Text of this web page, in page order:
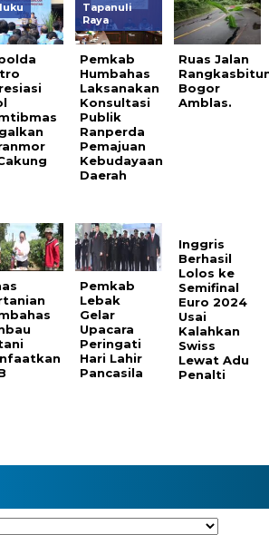
Tapanuli
Raya
Pemkab
Humbahas
Laksanakan
Konsultasi
Publik
Ranperda
Pemajuan
Kebudayaan
Daerah
Ruas Jalan
Bogor
Amblas.
Pemkab
Lebak
Gelar
Upacara
Peringati
Hari Lahir
Pancasila
Inggris
Berhasil
Lolos ke
Semifinal
Euro 2024
Usai
Kalahkan
Swiss
Lewat Adu
Penalti